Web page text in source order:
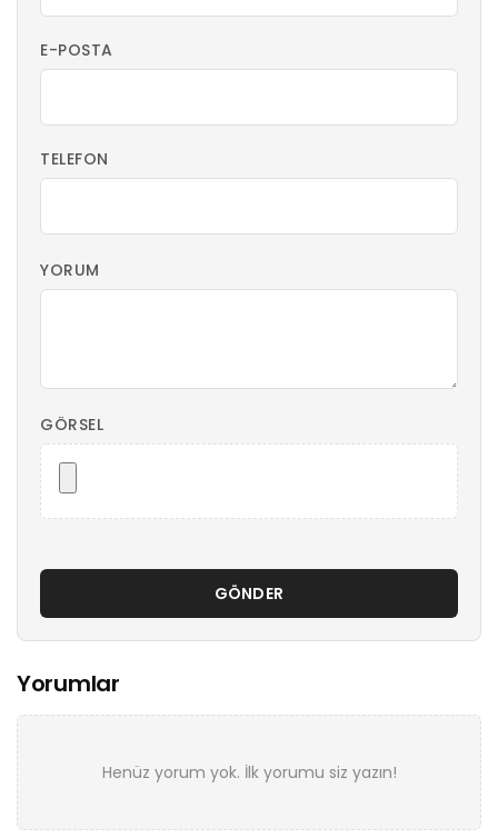
E-POSTA
TELEFON
YORUM
GÖRSEL
GÖNDER
Yorumlar
Henüz yorum yok. İlk yorumu siz yazın!